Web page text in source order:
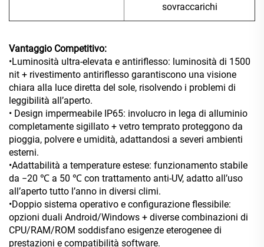
sovraccarichi
Vantaggio Competitivo:
•Luminosità ultra-elevata e antiriflesso: luminosità di 1500
nit + rivestimento antiriflesso garantiscono una visione
chiara alla luce diretta del sole, risolvendo i problemi di
leggibilità all’aperto.
• Design impermeabile IP65: involucro in lega di alluminio
completamente sigillato + vetro temprato proteggono da
pioggia, polvere e umidità, adattandosi a severi ambienti
esterni.
•Adattabilità a temperature estese: funzionamento stabile
da −20 ℃ a 50 ℃ con trattamento anti-UV, adatto all’uso
all’aperto tutto l’anno in diversi climi.
•Doppio sistema operativo e configurazione flessibile:
opzioni duali Android/Windows + diverse combinazioni di
CPU/RAM/ROM soddisfano esigenze eterogenee di
prestazioni e compatibilità software.